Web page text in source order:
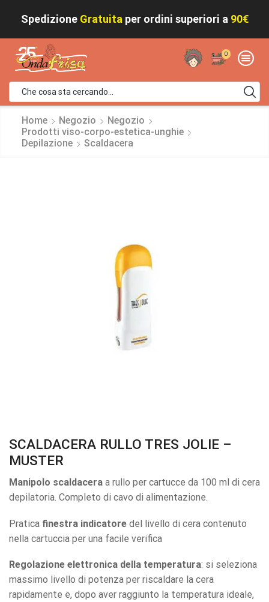
Spedizione Gratuita per ordini superiori a 90€
0
Home Negozio
Negozio
Prodotti viso-corpo-estetica-unghie
Depilazione
Scaldacera
SCALDACERA RULLO TRES JOLIE –
MUSTER
Manipolo scaldacera a rullo per cartucce da 100 ml di cera
depilatoria. Completo di cavo di alimentazione.
Pratica finestra indicatore del livello di cera contenuto
nella cartuccia per una facile verifica
Regolazione elettronica della temperatura: si seleziona
massimo livello di potenza per riscaldare la cera
rapidamente e, dopo aver raggiunto la temperatura ideale,